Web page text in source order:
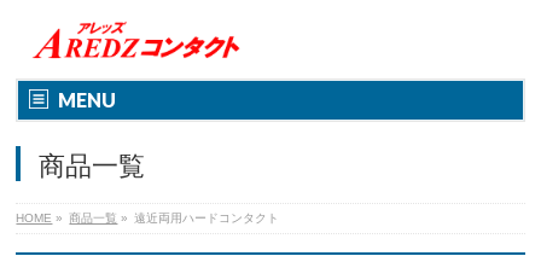
MENU
商品一覧
HOME » 商品一覧 » 遠近両用ハードコンタクト